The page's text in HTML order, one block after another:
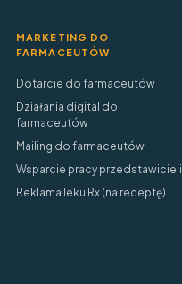
MARKETING DO
FARMACEUTÓW
Dotarcie do farmaceutów
Działania digital do
farmaceutów
Mailing do farmaceutów
Wsparcie pracy przedstawicieli
Reklama leku Rx (na receptę)